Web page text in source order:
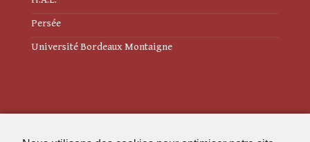
Persée
Université Bordeaux Montaigne